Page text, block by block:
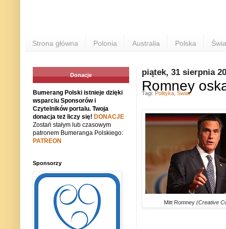
Strona główna Polonia Australia Polska
piątek, 31 sierpnia
Romney
Mitt Romney (Creative
Tagi: Polityka Świat
Donacje
Bumerang Polski istnieje dzięki
wsparciu Sponsorów i
Czytelników portalu. Twoja
donacja też liczy się! DONACJE
Zostań stałym lub czasowym
patronem Bumeranga Polskiego:
PATREON
Sponsorzy